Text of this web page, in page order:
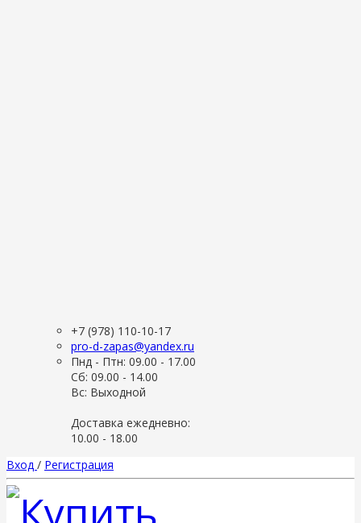
+7 (978) 110-10-17
pro-d-zapas@yandex.ru
Пнд - Птн: 09.00 - 17.00
Сб: 09.00 - 14.00
Вс: Выходной
Доставка ежедневно:
10.00 - 18.00
Вход / Регистрация